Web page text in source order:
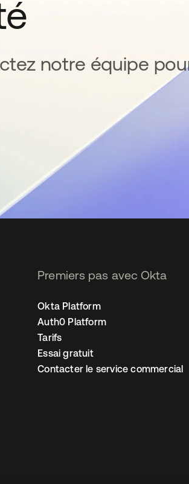
notre équipe
Premiers pas avec Okta
Okta Platform
Auth0 Platform
Tarifs
Essai gratuit
Contacter le service commercial